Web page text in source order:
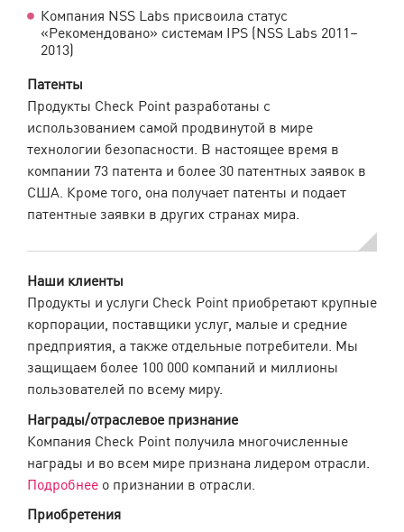
Компания NSS Labs присвоила статус
«Рекомендовано» системам IPS (NSS Labs 2011–
2013)
Патенты
Продукты Check Point разработаны с
использованием самой продвинутой в мире
технологии безопасности. В настоящее время в
компании 73 патента и более 30 патентных заявок в
США. Кроме того, она получает патенты и подает
патентные заявки в других странах мира.
Наши клиенты
Продукты и услуги Check Point приобретают крупные
корпорации, поставщики услуг, малые и средние
предприятия, а также отдельные потребители. Мы
защищаем более 100 000 компаний и миллионы
пользователей по всему миру.
Награды/отраслевое признание
Компания Check Point получила многочисленные
награды и во всем мире признана лидером отрасли.
Подробнее о признании в отрасли.
Приобретения